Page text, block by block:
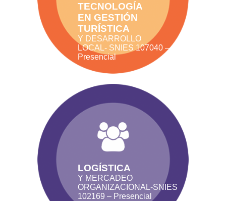
TECNOLOGÍA
EN GESTIÓN
TURÍSTICA
Y DESARROLLO
LOCAL- SNIES 107040 –
Presencial
LOGÍSTICA
Y MERCADEO
ORGANIZACIONAL-SNIES
102169 – Presencial